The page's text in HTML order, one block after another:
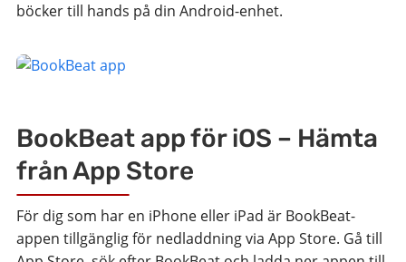
böcker till hands på din Android-enhet.
BookBeat app för iOS – Hämta
från App Store
För dig som har en iPhone eller iPad är BookBeat-
appen tillgänglig för nedladdning via App Store. Gå till